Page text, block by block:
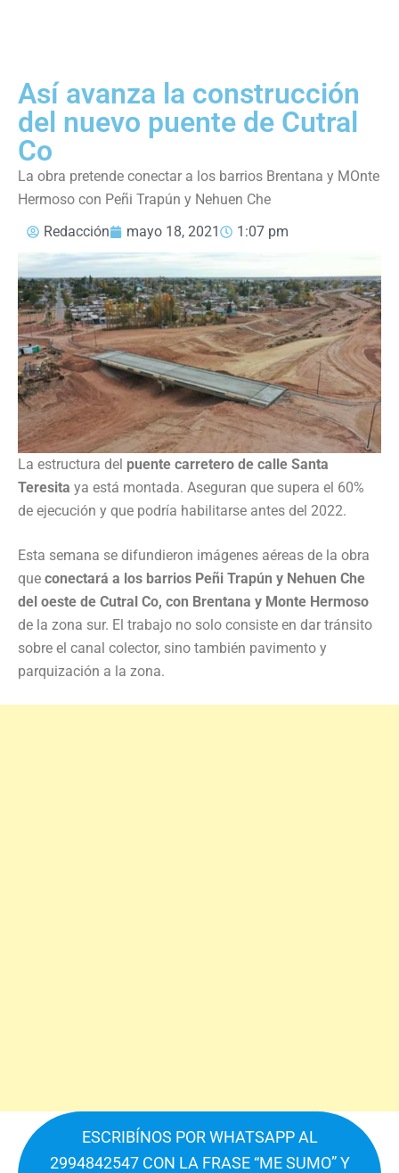
Así avanza la construcción
del nuevo puente de Cutral
Co
La obra pretende conectar a los barrios Brentana y MOnte
Hermoso con Peñi Trapún y Nehuen Che
Redacción
mayo 18, 2021 1:07 pm
La estructura del puente carretero de calle Santa
Teresita ya está montada. Aseguran que supera el 60%
de ejecución y que podría habilitarse antes del 2022.
Esta semana se difundieron imágenes aéreas de la obra
que conectará a los barrios Peñi Trapún y Nehuen Che
del oeste de Cutral Co, con Brentana y Monte Hermoso
de la zona sur. El trabajo no solo consiste en dar tránsito
sobre el canal colector, sino también pavimento y
parquización a la zona.
ESCRIBÍNOS POR WHATSAPP AL
2994842547 CON LA FRASE “ME SUMO” Y